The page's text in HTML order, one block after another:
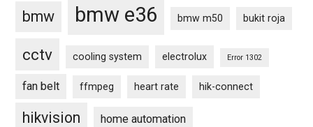
bmw bmw e36 bmw m50 bukit roja
cctv cooling system electrolux Error 1302
fan belt ffmpeg heart rate hik-connect
hikvision home automation